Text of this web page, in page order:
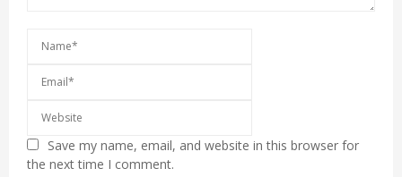
Save my name, email, and website in this browser for
the next time I comment.